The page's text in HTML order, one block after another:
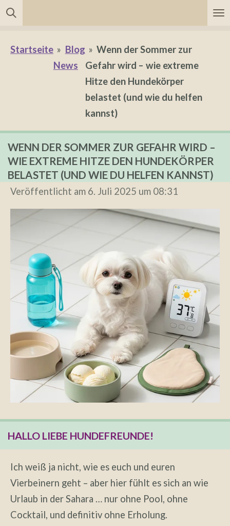
Zum
Hauptinhalt
springen
Startseite » Blog
News
» Wenn der Sommer zur
Gefahr wird – wie extreme
Hitze den Hundekörper
belastet (und wie du helfen
kannst)
WENN DER SOMMER ZUR GEFAHR WIRD –
WIE EXTREME HITZE DEN HUNDEKÖRPER
BELASTET (UND WIE DU HELFEN KANNST)
Veröffentlicht am 6. Juli 2025 um 08:31
HALLO LIEBE HUNDEFREUNDE!
Ich weiß ja nicht, wie es euch und euren
Vierbeinern geht – aber hier fühlt es sich an wie
Urlaub in der Sahara … nur ohne Pool, ohne
Cocktail, und definitiv ohne Erholung.